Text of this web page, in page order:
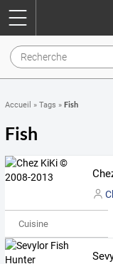
Accueil » Tags » Fish
Fish
Cuisine